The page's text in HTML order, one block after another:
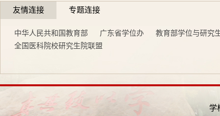
友情连接 专题连接
中华人民共和国教育部 广东省学位办
教育部学位与研究
全国医科院校研究生院联盟
学